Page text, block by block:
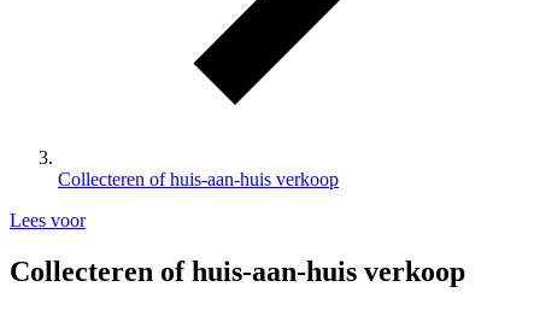
Collecteren of huis-aan-huis verkoop
Lees voor
Collecteren of huis-aan-huis verkoop